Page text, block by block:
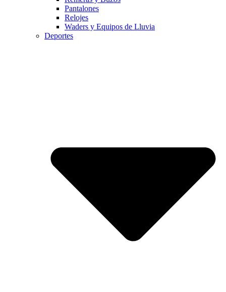
Pantalones
Relojes
Waders y Equipos de Lluvia
Deportes